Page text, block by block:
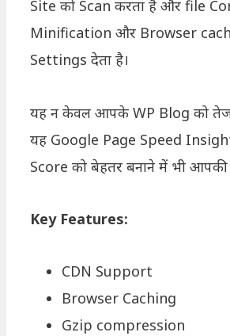
Site को Scan करता है और file
Minification और Browser
Settings देता है।
यह न केवल आपके WP Blog को तेज
यह Google Page Speed
Score को बेहतर बनाने में भी
Key Features:
CDN Support
Browser Caching
Gzip compression